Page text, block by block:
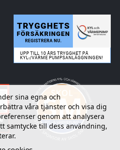
sina egna och
våra tjänster och visa dig
genom att analysera
samtycke till dess användning,